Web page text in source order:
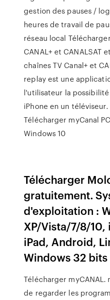
gestion des pauses /
heures de travail de
réseau local
CANAL+ et CANALSAT
chaînes TV Canal+ et
replay est une
l'utilisateur la
iPhone en un
Télécharger myCanal
Windows 10
Télécharger
gratuitement.
d'exploitation :
XP/Vista/7/8/10,
iPad, Android,
Windows 32 bits
Télécharger myCANAL.
de regarder les